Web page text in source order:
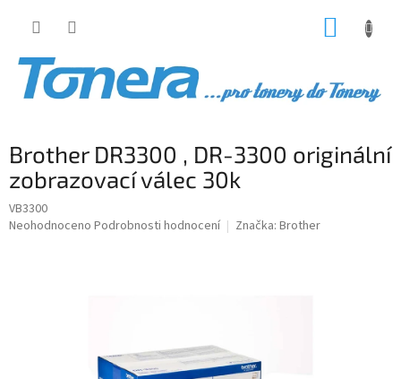
Brother DR3300 , DR-3300 originální
zobrazovací válec 30k
VB3300
Průměrné
Neohodnoceno Podrobnosti hodnocení Značka: Brother